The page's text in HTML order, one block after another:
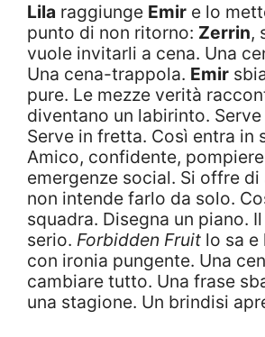
Lila raggiunge Emir e lo
punto di non ritorno: Zerrin,
vuole invitarli a cena. Una
Una cena-trappola. Emir
pure. Le mezze verità
diventano un labirinto. Serve
Serve in fretta. Così entra in
Amico, confidente,
emergenze social. Si offre di
non intende farlo da solo.
squadra. Disegna un piano.
serio. Forbidden Fruit lo sa
con ironia pungente. Una
cambiare tutto. Una frase
una stagione. Un brindisi